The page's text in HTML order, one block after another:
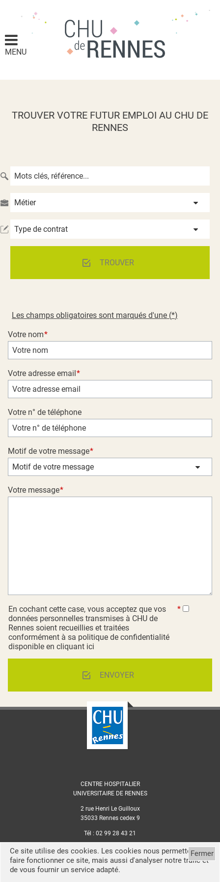
Fermer
Ce site utilise des cookies. Les cookies nous permettent de
faire fonctionner ce site, mais aussi d'analyser notre trafic et
de vous fournir un service adapté.
MENU
TROUVER VOTRE FUTUR EMPLOI AU CHU DE
RENNES
Métier
Type de contrat
TROUVER
Les champs obligatoires sont marqués d'une (*)
Votre nom
Votre adresse email
Votre n° de téléphone
Motif de votre message
Motif de votre message
Votre message
En cochant cette case, vous acceptez que vos
données personnelles transmises à CHU de
Rennes soient recueillies et traitées
conformément à sa politique de confidentialité
disponible en cliquant ici
ENVOYER
CENTRE HOSPITALIER
UNIVERSITAIRE DE RENNES
2 rue Henri Le Guilloux
35033 Rennes cedex 9
Tél : 02 99 28 43 21
Mentions légales
Politique de confidentialité
Cookies